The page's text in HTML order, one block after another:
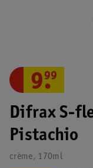
Difrax S-
Pistachio
crème, 170ml
9.
99